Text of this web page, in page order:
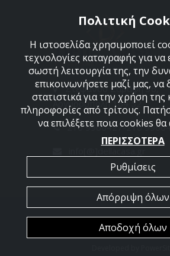
Στεφάνου Σαράφη 36,
Αργυρούπολη 164 52
210 9960427-210
2026 @ All Rights Reserved -
Πολιτική
Η ιστοσελίδα χρησιμοποιεί
τεχνολογίες καταγραφής για να
σωστή λειτουργία της, την
επικοινωνήσετε μαζί μας, να
στατιστικά για την χρήση της
πληροφορίες από τρίτους.
να επιλέξετε ποια cookies θα
ΠΕΡΙΣΣΟΤΕΡΑ
Ρυθμίσεις
Απόρριψη όλων
Αποδοχή όλων